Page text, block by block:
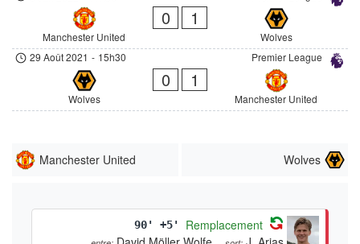
Manchester United
0 1
Wolves
Premier League
29 Août 2021 - 15h30
Wolves
0 1
Manchester United
Manchester United Wolves
90' +5' Remplacement